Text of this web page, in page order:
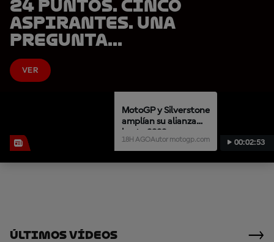
24 puntos. Cinco
aspirantes. Una
pregunta...
VER
MotoGP y Silverstone
amplían su alianza
hasta 2028
18H AGOAutor motogp.com 00:02:53
Últimos Vídeos